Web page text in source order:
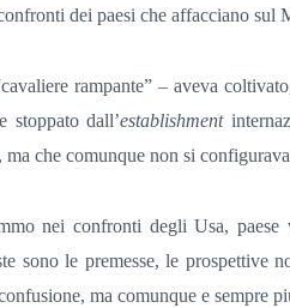
dei paesi che affacciano sul
rampante” – aveva
stoppato dall’establishment
che comunque non si
nei confronti degli Usa,
sono le premesse, le prospettive
ma comunque e sempre